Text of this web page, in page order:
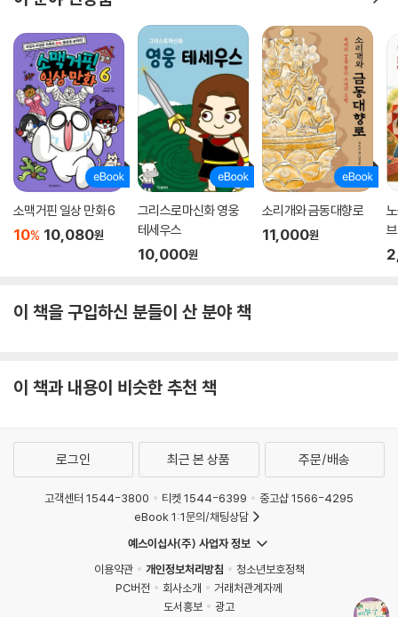
소맥거핀 일상 만화 6
10% 10,080원
그리스로마신화 영웅
테세우스
10,000원
소리개와 금동대향로
11,000원
이 책을 구입하신 분들이 산 분야 책
이 책과 내용이 비슷한 추천 책
로그인 최근 본 상품 주문/배송
고객센터 1544-3800 티켓 1544-6399
중고샵 1566-4295
eBook 1:1문의/채팅상담
예스이십사(주) 사업자 정보
이용약관
개인정보처리방침
청소년보호정책
PC버전
회사소개
거래처관계자께
도서홍보
광고